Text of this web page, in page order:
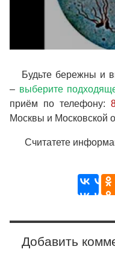
Будьте бережны и
– выберите
приём по телефону:
Москвы и Московской
Считатете
Добавить